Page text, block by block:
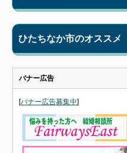
ひたちなか市のオススメ
バナー広告
[バナー広告募集中]